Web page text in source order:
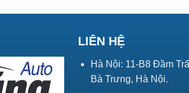
LIÊN HỆ
Hà Nội: 11-B8 Đầm
Bà Trưng, Hà Nội.